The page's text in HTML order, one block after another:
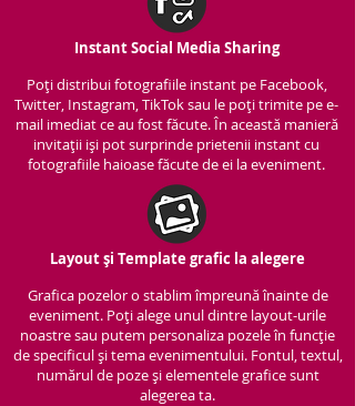
Instant Social Media Sharing
Poți distribui fotografiile instant pe Facebook,
Twitter, Instagram, TikTok sau le poți trimite pe e-
mail imediat ce au fost făcute. În această manieră
invitații iși pot surprinde prietenii instant cu
fotografiile haioase făcute de ei la eveniment.
Layout și Template grafic la alegere
Grafica pozelor o stablim împreună înainte de
eveniment. Poți alege unul dintre layout-urile
noastre sau putem personaliza pozele în funcție
de specificul și tema evenimentului. Fontul, textul,
numărul de poze și elementele grafice sunt
alegerea ta.